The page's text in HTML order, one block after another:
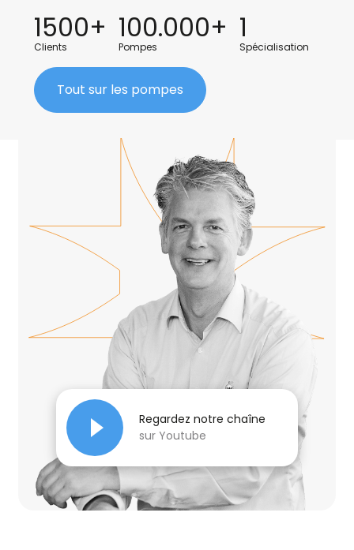
1500+
Clients
100.000+
Pompes
1
Spécialisation
Tout sur les pompes
Regardez notre chaîne
sur Youtube